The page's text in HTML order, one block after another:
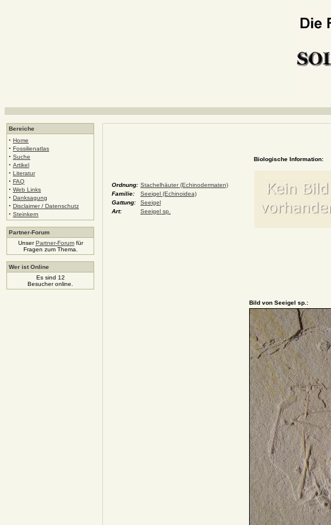
Bereiche
· Home
· Fossilienatlas
· Suche
· Artikel
· Literatur
· FAQ
· Web Links
· Danksagung
· Disclaimer / Datenschutz
· Steinkern
Partner-Forum
UnserPartner-Forumfür
Fragen zum Thema.
Wer ist Online
Es sind 12
Besucher online.
Biologische Information:
Ordnung: Stachelhäuter (Echinodermaten)
Familie:
Seeigel (Echinoidea)
Gattung:
Seeigel
Art:
Seeigel sp.
Bild von Seeigel sp.: